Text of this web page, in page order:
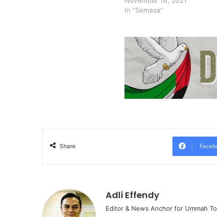
In "Semasa"
Share
Adli Effendy
Editor & News Anchor for Ummah